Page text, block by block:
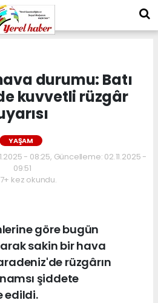
durumu: Batı
kuvvetli rüzgâr
YAŞAM
- 08:25, Güncelleme: 02.11.2025 -
09:51
kez okundu.
göre bugün
sakin bir hava
rüzgârın
şiddete
edildi.